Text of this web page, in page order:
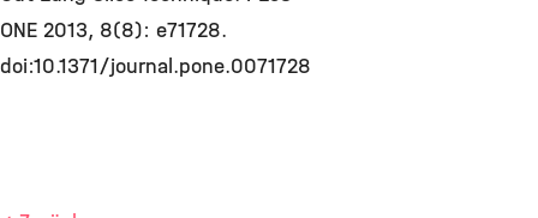
ONE 2013, 8(8): e71728.
doi:10.1371/journal.pone.0071728